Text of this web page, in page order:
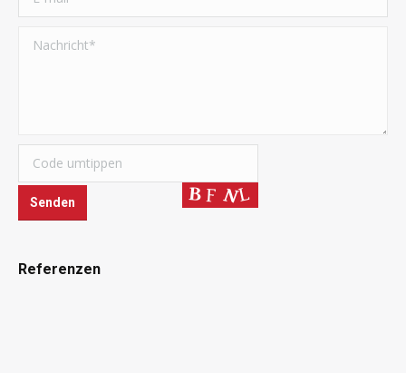
Referenzen